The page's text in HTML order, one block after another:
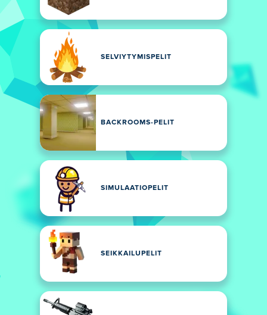
SELVIYTYMISPELIT
BACKROOMS-PELIT
SIMULAATIOPELIT
SEIKKAILUPELIT